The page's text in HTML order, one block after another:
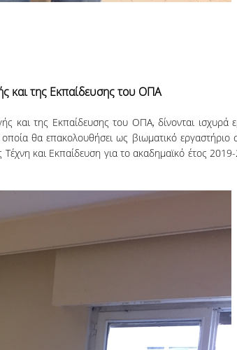
και της Εκπαίδευσης του ΟΠΑ
και της Εκπαίδευσης του ΟΠΑ, δίνονται ισχυρά
θα επακολουθήσει ως βιωματικό εργαστήριο
και Εκπαίδευση για το ακαδημαϊκό έτος 2019-